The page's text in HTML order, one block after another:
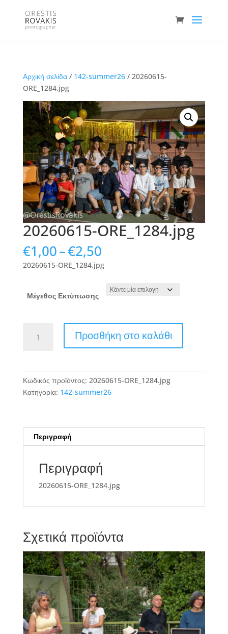
Αρχική σελίδα/ 142-summer26/ 20260615-
ORE_1284.jpg
20260615-ORE_1284.jpg
€1,00–€2,50Price
range:
€1,00
through
€2,50
20260615-ORE_1284.jpg
Μέγεθος Εκτύπωσης
ORE_1284.jpg
Προσθήκη στο καλάθι
Κωδικός προϊόντος: 20260615-ORE_1284.jpg
Κατηγορία: 142-summer26
Περιγραφή
Περιγραφή
20260615-ORE_1284.jpg
Σχετικά προϊόντα